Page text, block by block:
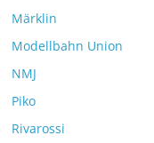
Märklin
Modellbahn Union
NMJ
Piko
Rivarossi